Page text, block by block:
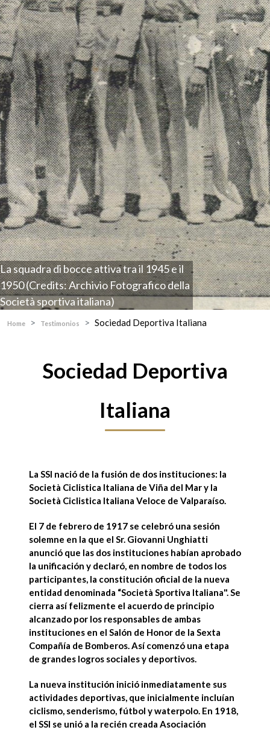
La squadra di bocce attiva tra il 1945 e il
1950 (Credits: Archivio Fotografico della
Società sportiva italiana)
Home Testimonios Sociedad Deportiva Italiana
Sociedad Deportiva
Italiana
La SSI nació de la fusión de dos instituciones: la
Società Ciclistica Italiana de Viña del Mary la
Società Ciclistica Italiana Veloce de Valparaíso.
El 7 de febrero de 1917 se celebró una sesión
solemne en la que el Sr. Giovanni Unghiatti
anunció que las dos instituciones habían aprobado
la unificación y declaró, en nombre de todos los
participantes, la constitución oficial de la nueva
entidad denominada “Società Sportiva Italiana". Se
cierra así felizmente el acuerdo de principio
alcanzado por los responsables de ambas
instituciones en el Salón de Honor de la Sexta
Compañía de Bomberos. Así comenzó una etapa
de grandes logros sociales y deportivos.
La nueva institución inició inmediatamente sus
actividades deportivas, que inicialmente incluían
ciclismo, senderismo, fútbol y waterpolo. En 1918,
el SSI se unió a la recién creada Asociación